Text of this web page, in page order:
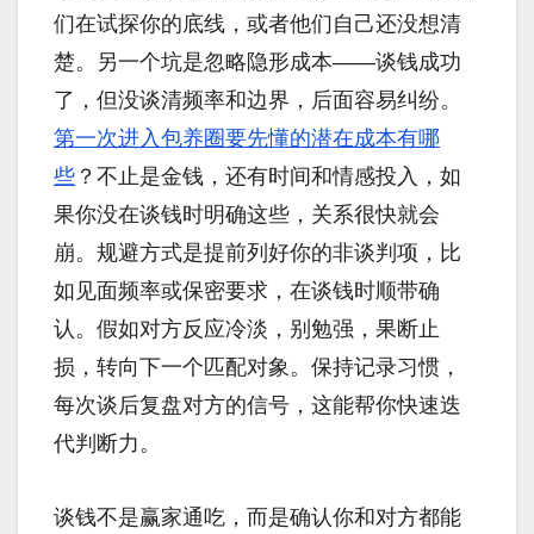
们在试探你的底线，或者他们自己还没想清
楚。另一个坑是忽略隐形成本——谈钱成功
了，但没谈清频率和边界，后面容易纠纷。
第一次进入包养圈要先懂的潜在成本有哪
些 ？不止是金钱，还有时间和情感投入，如
果你没在谈钱时明确这些，关系很快就会
崩。规避方式是提前列好你的非谈判项，比
如见面频率或保密要求，在谈钱时顺带确
认。假如对方反应冷淡，别勉强，果断止
损，转向下一个匹配对象。保持记录习惯，
每次谈后复盘对方的信号，这能帮你快速迭
代判断力。
谈钱不是赢家通吃，而是确认你和对方都能